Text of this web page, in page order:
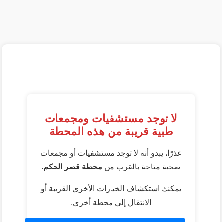
لا توجد مستشفيات ومجمعات
طبية قريبة من هذه المحطة
عذرًا، يبدو أنه لا توجد مستشفيات أو مجمعات
صحية متاحة بالقرب من محطة قصر الحكم.
يمكنك استكشاف الخيارات الأخرى القريبة أو
الانتقال إلى محطة أخرى.